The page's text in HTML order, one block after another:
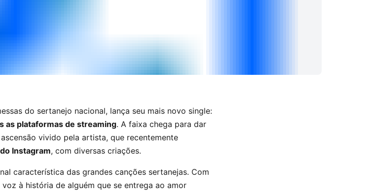
do sertanejo nacional, lança seu mais novo single:
as plataformas de streaming. A faixa chega para dar
vivido pela artista, que recentemente
Instagram, com diversas criações.
característica das grandes canções sertanejas. Com
à história de alguém que se entrega ao amor